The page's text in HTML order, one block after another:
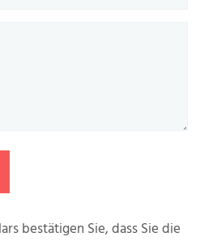
bestätigen Sie, dass Sie die